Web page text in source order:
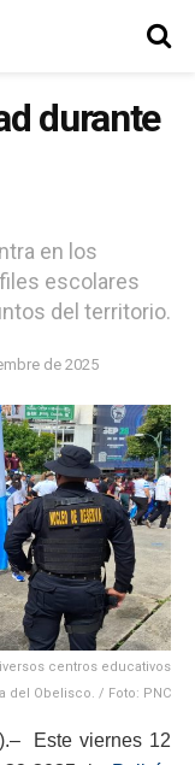
durante
en los
escolares
del territorio.
de 2025
centros educativos
del Obelisco. / Foto: PNC
).– Este viernes 12